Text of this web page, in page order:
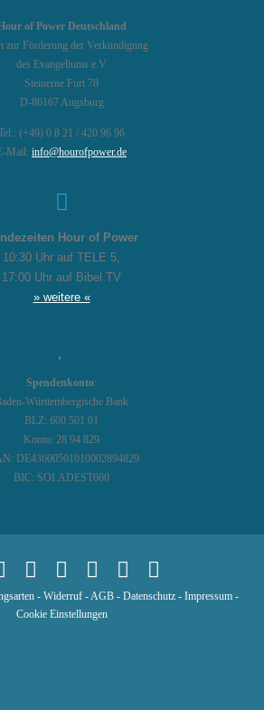
of Power Deutschland
zur Förderung der Verkündigung
des Evangeliums e.V.
Steinerne Furt 78
D-86167 Augsburg
(+49) 0 8 21 / 420 96 96
Mail: info@hourofpower.de
Hour of Power
10:30 Uhr auf TELE 5,
17:00 Uhr auf Bibel TV
» weitere «
Spendenkonto:
Württembergische Bank
BLZ: 600 501 01
Konto: 28 94 829
DE43600501010002894829
BIC: SOLADEST600
- Widerruf-AGB- Datenschutz- Impressum-
Cookie Einstellungen